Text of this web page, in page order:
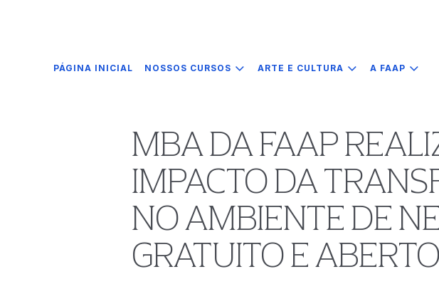
PÁGINA INICIAL NOSSOS CURSOS ARTE E CULTURA A FAAP
MBA DA FAAP
IMPACTO DA
NO AMBIENTE DE
GRATUITO E